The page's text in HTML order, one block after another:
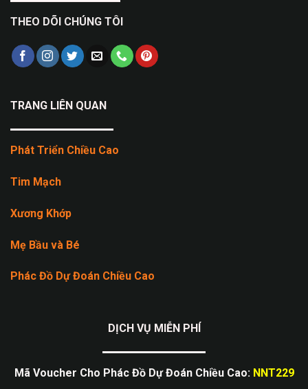
THEO DÕI CHÚNG TÔI
TRANG LIÊN QUAN
Phát Triển Chiều Cao
Tim Mạch
Xương Khớp
Mẹ Bầu và Bé
Phác Đồ Dự Đoán Chiều Cao
DỊCH VỤ MIỄN PHÍ
Mã Voucher Cho Phác Đồ Dự Đoán Chiều Cao: NNT229